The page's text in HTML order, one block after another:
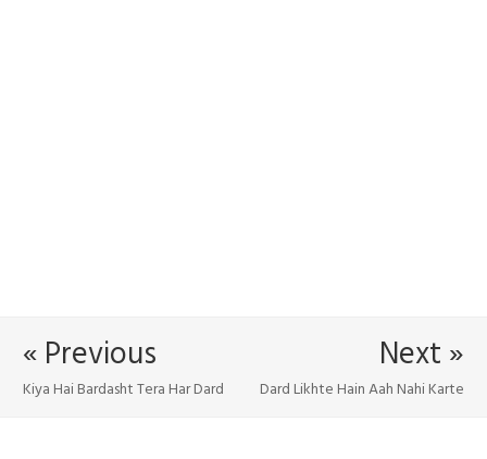
Next »
Dard Likhte Hain Aah Nahi Karte
« Previous
Kiya Hai Bardasht Tera Har Dard